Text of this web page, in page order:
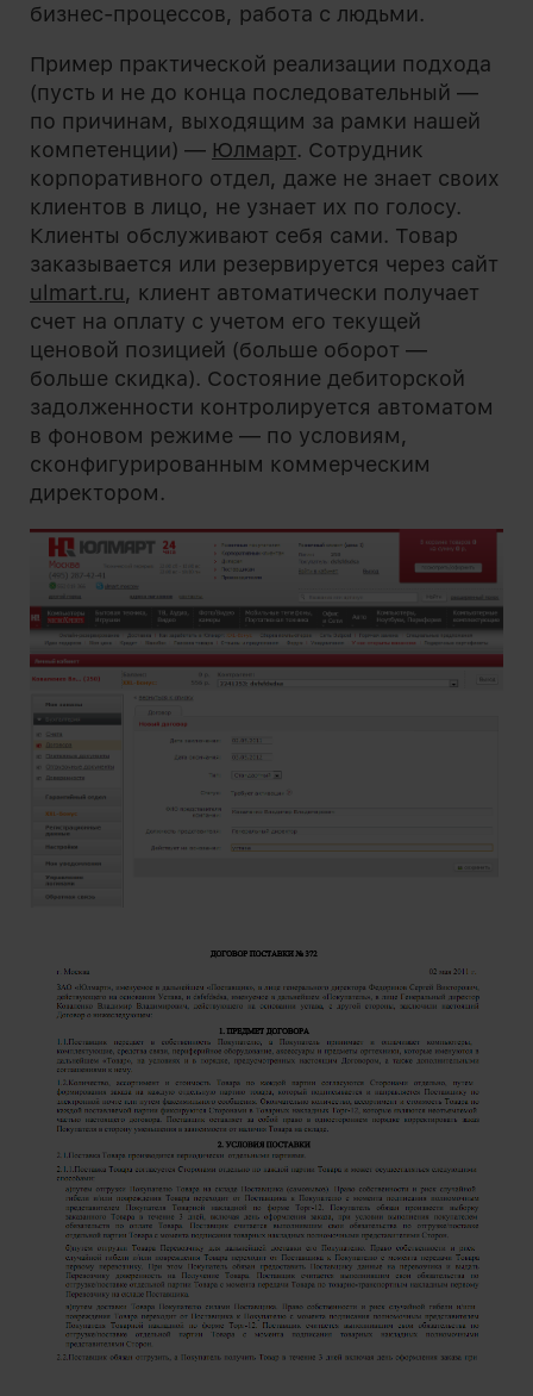
бизнес-процессов, работа с людьми.
Пример практической реализации подхода
(пусть и не до конца последовательный —
по причинам, выходящим за рамки нашей
компетенции) — Юлмарт. Сотрудник
корпоративного отдел, даже не знает своих
клиентов в лицо, не узнает их по голосу.
Клиенты обслуживают себя сами. Товар
заказывается или резервируется через сайт
ulmart.ru, клиент автоматически получает
счет на оплату с учетом его текущей
ценовой позицией (больше оборот —
больше скидка). Состояние дебиторской
задолженности контролируется автоматом
в фоновом режиме — по условиям,
сконфигурированным коммерческим
директором.